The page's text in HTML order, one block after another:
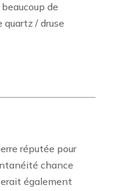
de
quartz / druse
réputée pour
chance
également